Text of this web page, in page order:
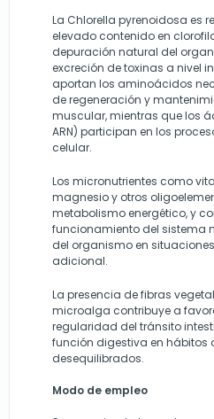
La Chlorella pyrenoidosa es
elevado contenido en
depuración natural del
excreción de toxinas a nivel
aportan los aminoácidos
de regeneración y
muscular, mientras que los
ARN) participan en los
celular.
Los micronutrientes como
magnesio y otros
metabolismo energético, y
funcionamiento del sistema
del organismo en
adicional.
La presencia de fibras
microalga contribuye a
regularidad del tránsito
función digestiva en hábitos
desequilibrados.
Modo de empleo